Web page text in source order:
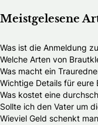
Meistgelesene
Was ist die Anmeldung
Welche Arten von
Was macht ein
Wichtige Details für
Was kostet eine
Sollte ich den Vater um
Wieviel Geld schenkt